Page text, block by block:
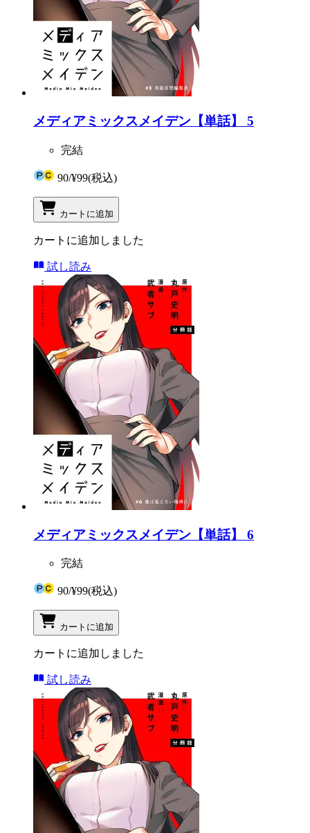
メディアミックスメイデン【単話】 5
完結
90/¥99(税込)
カートに追加
カートに追加しました
試し読み
メディアミックスメイデン【単話】 6
完結
90/¥99(税込)
カートに追加
カートに追加しました
試し読み